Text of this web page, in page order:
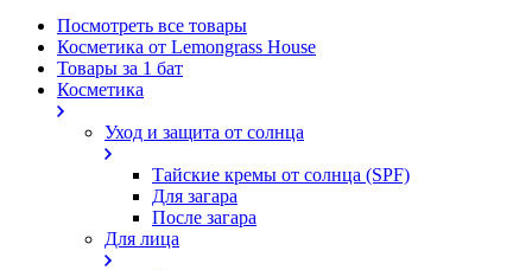
Посмотреть все товары
Косметика от Lemongrass House
Товары за 1 бат
Косметика
Уход и защита от солнца
Тайские кремы от солнца (SPF)
Для загара
После загара
Для лица